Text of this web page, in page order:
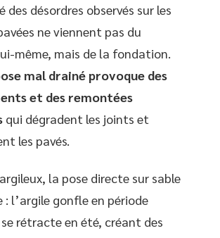
des désordres observés sur les
ne viennent pas du
même, mais de la fondation.
mal drainé provoque des
et des remontées
qui dégradent les joints et
les pavés.
la pose directe sur sable
: l’argile gonfle en période
rétracte en été, créant des